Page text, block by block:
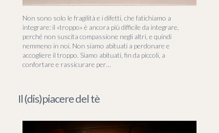
Non sono solo le fragilità e i difetti, che fatichiamo a
integrare: il «troppo» è ancora più difficile da integrare,
perché non suscita compassione negli altri, e quindi
nemmeno in noi. Non siamo abituati a perdonare e
accogliere il troppo. Siamo abituati, fin da piccoli, a
confortare e rassicurare per…
Il (dis)piacere del tè